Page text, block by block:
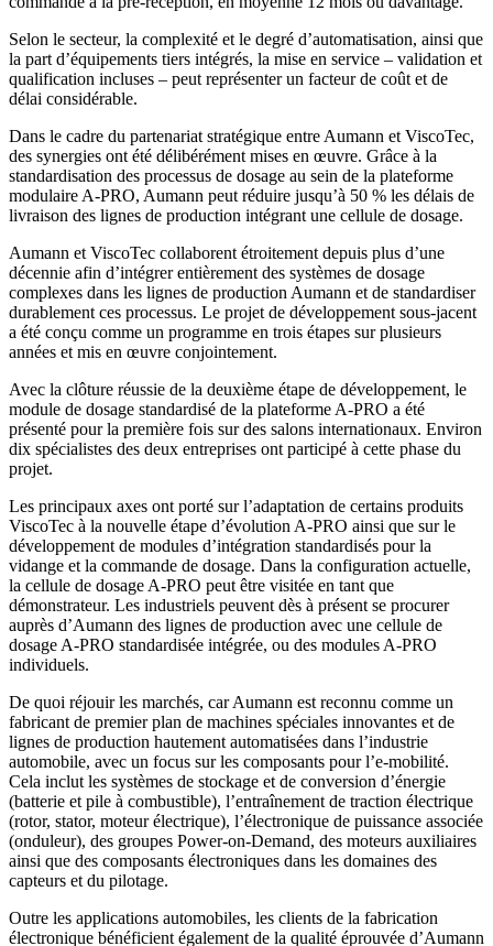
Selon le secteur, la complexité et le degré d’automatisation, ainsi que
la part d’équipements tiers intégrés, la mise en service – validation et
qualification incluses – peut représenter un facteur de coût et de
délai considérable.
Dans le cadre du partenariat stratégique entre Aumann et ViscoTec,
des synergies ont été délibérément mises en œuvre. Grâce à la
standardisation des processus de dosage au sein de la plateforme
modulaire A‑PRO, Aumann peut réduire jusqu’à 50 % les délais de
livraison des lignes de production intégrant une cellule de dosage.
Aumann et ViscoTec collaborent étroitement depuis plus d’une
décennie afin d’intégrer entièrement des systèmes de dosage
complexes dans les lignes de production Aumann et de standardiser
durablement ces processus. Le projet de développement sous‑jacent
a été conçu comme un programme en trois étapes sur plusieurs
années et mis en œuvre conjointement.
Avec la clôture réussie de la deuxième étape de développement, le
module de dosage standardisé de la plateforme A‑PRO a été
présenté pour la première fois sur des salons internationaux. Environ
dix spécialistes des deux entreprises ont participé à cette phase du
projet.
Les principaux axes ont porté sur l’adaptation de certains produits
ViscoTec à la nouvelle étape d’évolution A‑PRO ainsi que sur le
développement de modules d’intégration standardisés pour la
vidange et la commande de dosage. Dans la configuration actuelle,
la cellule de dosage A‑PRO peut être visitée en tant que
démonstrateur. Les industriels peuvent dès à présent se procurer
auprès d’Aumann des lignes de production avec une cellule de
dosage A‑PRO standardisée intégrée, ou des modules A‑PRO
individuels.
De quoi réjouir les marchés, car Aumann est reconnu comme un
fabricant de premier plan de machines spéciales innovantes et de
lignes de production hautement automatisées dans l’industrie
automobile, avec un focus sur les composants pour l’e‑mobilité.
Cela inclut les systèmes de stockage et de conversion d’énergie
(batterie et pile à combustible), l’entraînement de traction électrique
(rotor, stator, moteur électrique), l’électronique de puissance associée
(onduleur), des groupes Power‑on‑Demand, des moteurs auxiliaires
ainsi que des composants électroniques dans les domaines des
capteurs et du pilotage.
Outre les applications automobiles, les clients de la fabrication
électronique bénéficient également de la qualité éprouvée d’Aumann